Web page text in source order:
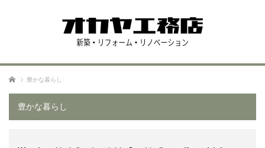
ホーム 豊かな暮らし
豊かな暮らし